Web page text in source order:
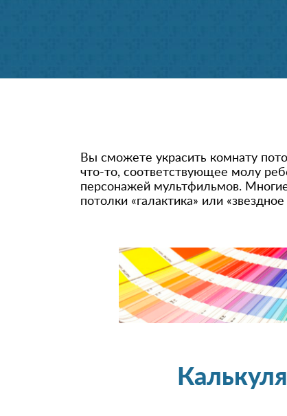
Вы сможете украсить комнату
что-то, соответствующее молу
персонажей мультфильмов.
потолки «галактика» или